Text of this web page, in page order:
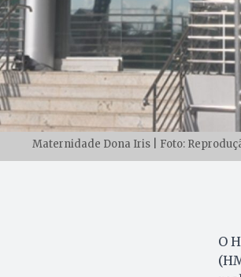
Maternidade Dona Iris | Foto:
O